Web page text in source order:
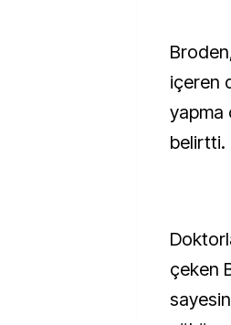
içeren
yapma
belirtti.
çeken